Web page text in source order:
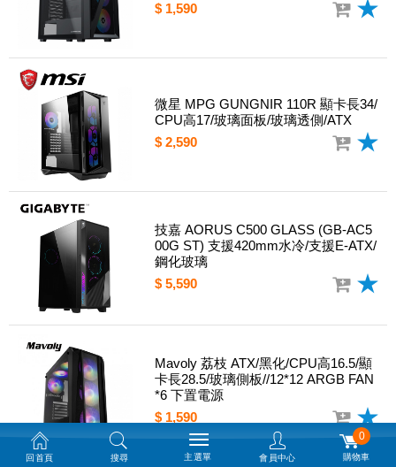
$ 1,590
微星 MPG GUNGNIR 110R 顯卡長34/
CPU高17/玻璃面板/玻璃透側/ATX
$ 2,590
技嘉 AORUS C500 GLASS (GB-AC5
00G ST) 支援420mm水冷/支援E-ATX/
鋼化玻璃
$ 5,590
Mavoly 荔枝 ATX/黑化/CPU高16.5/顯
卡長28.5/玻璃側板//12*12 ARGB FAN
*6 下置電源
$ 1,590
回首頁 搜尋 主選單 會員中心
0
購物車